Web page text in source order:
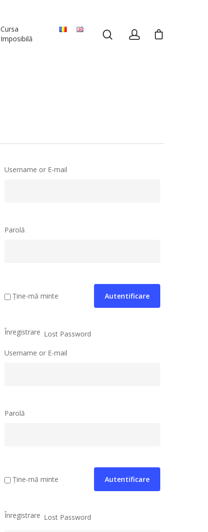
Cursa
Imposibilă
Username or E-mail
Parolă
Ține-mă minte
Înregistrare Lost Password
Username or E-mail
Parolă
Ține-mă minte
Înregistrare Lost Password